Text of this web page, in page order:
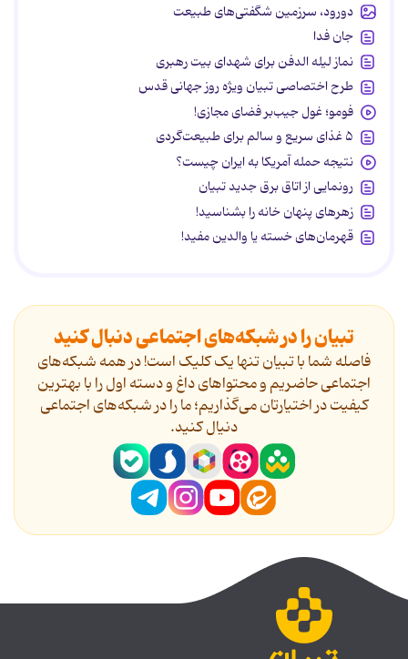
دورود، سرزمین شگفتی‌های طبیعت
جان فدا
نماز لیله الدفن برای شهدای بیت رهبری
طرح اختصاصی تبیان ویژه روز جهانی قدس
فومو؛ غول جیب‌بر فضای مجازی!
۵ غذای سریع و سالم برای طبیعت‌گردی
نتیجه حمله آمریکا به ایران چیست؟
رونمایی از اتاق برق جدید تبیان
زهرهای پنهان خانه را بشناسید!
قهرمان‌های خسته یا والدین مفید!
تبیان را در شبکه‌های اجتماعی دنبال کنید
فاصله شما با تبیان تنها یک کلیک است! در همه شبکه‌های
اجتماعی حاضریم و محتواهای داغ و دسته اول را با بهترین
کیفیت در اختیارتان می‌گذاریم؛ ما را در شبکه‌های اجتماعی
دنیال کنید.